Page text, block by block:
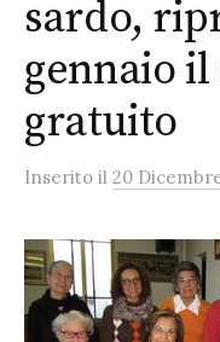
sardo,
gennaio
gratuito
Inserito il 20